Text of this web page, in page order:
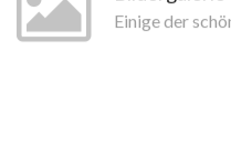
Einige der